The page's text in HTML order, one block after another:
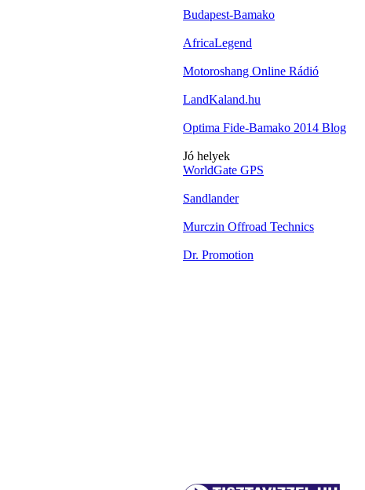
Budapest-Bamako
AfricaLegend
Motoroshang Online Rádió
LandKaland.hu
Optima Fide-Bamako 2014 Blog
Jó helyek
WorldGate GPS
Sandlander
Murczin Offroad Technics
Dr. Promotion